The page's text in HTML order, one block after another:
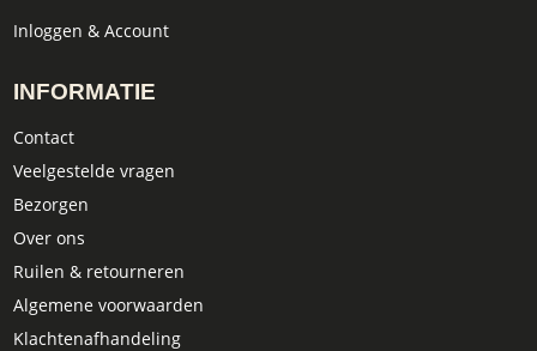
Inloggen & Account
INFORMATIE
Contact
Veelgestelde vragen
Bezorgen
Over ons
Ruilen & retourneren
Algemene voorwaarden
Klachtenafhandeling